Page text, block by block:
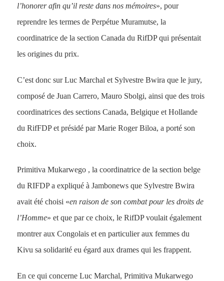
l’honorer afin qu’il reste dans nos mémoires», pour
reprendre les termes de Perpétue Muramutse, la
coordinatrice de la section Canada du RifDP qui présentait
les origines du prix.
C’est donc sur Luc Marchal et Sylvestre Bwira que le jury,
composé de Juan Carrero, Mauro Sbolgi, ainsi que des trois
coordinatrices des sections Canada, Belgique et Hollande
du RifFDP et présidé par Marie Roger Biloa, a porté son
choix.
Primitiva Mukarwego , la coordinatrice de la section belge
du RIFDP a expliqué à Jambonews que Sylvestre Bwira
avait été choisi «en raison de son combat pour les droits de
l’Homme» et que par ce choix, le RifDP voulait également
montrer aux Congolais et en particulier aux femmes du
Kivu sa solidarité eu égard aux drames qui les frappent.
En ce qui concerne Luc Marchal, Primitiva Mukarwego